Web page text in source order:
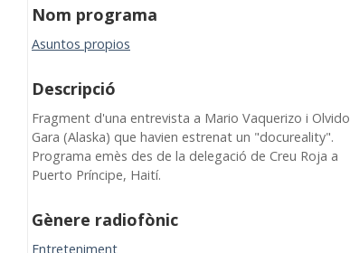
Nom programa
Asuntos propios
Descripció
Fragment d'una entrevista a Mario Vaquerizo i Olvido
Gara (Alaska) que havien estrenat un "docureality".
Programa emès des de la delegació de Creu Roja a
Puerto Príncipe, Haití.
Gènere radiofònic
Entreteniment